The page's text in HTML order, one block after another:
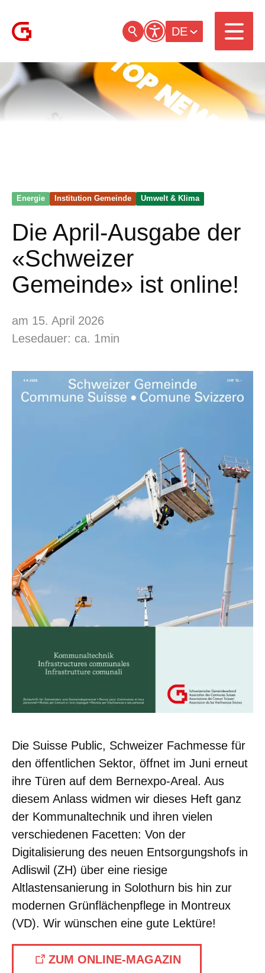
DE
Energie Institution Gemeinde Umwelt & Klima
Die April-Ausgabe der
«Schweizer
Gemeinde» ist online!
am 15. April 2026
Lesedauer: ca. 1min
Die Suisse Public, Schweizer Fachmesse für
den öffentlichen Sektor, öffnet im Juni erneut
ihre Türen auf dem Bernexpo-Areal. Aus
diesem Anlass widmen wir dieses Heft ganz
der Kommunaltechnik und ihren vielen
verschiedenen Facetten: Von der
Digitalisierung des neuen Entsorgungshofs in
Adliswil (ZH) über eine riesige
Altlastensanierung in Solothurn bis hin zur
modernen Grünflächenpflege in Montreux
(VD). Wir wünschen eine gute Lektüre!
ZUM ONLINE-MAGAZIN